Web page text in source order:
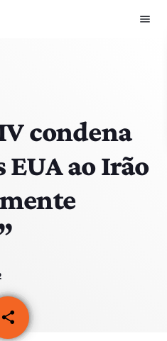
menu
condena
EUA ao Irão
share
email